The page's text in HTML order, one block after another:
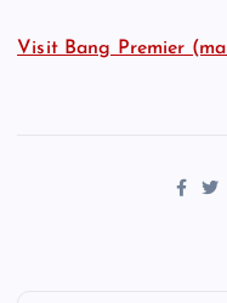
Visit Bang Premier